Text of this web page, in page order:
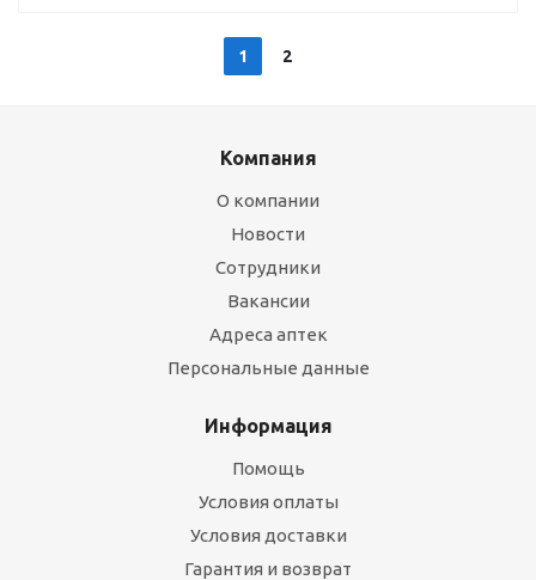
1 2
Компания
О компании
Новости
Сотрудники
Вакансии
Адреса аптек
Персональные данные
Информация
Помощь
Условия оплаты
Условия доставки
Гарантия и возврат